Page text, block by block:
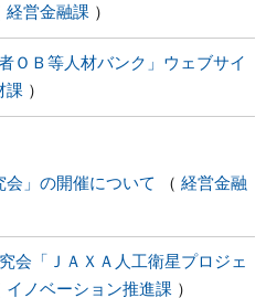
経営金融課
ＯＢ等人材バンク」ウェブサイ
課
」の開催について
経営金融
会「ＪＡＸＡ人工衛星プロジェ
イノベーション推進課